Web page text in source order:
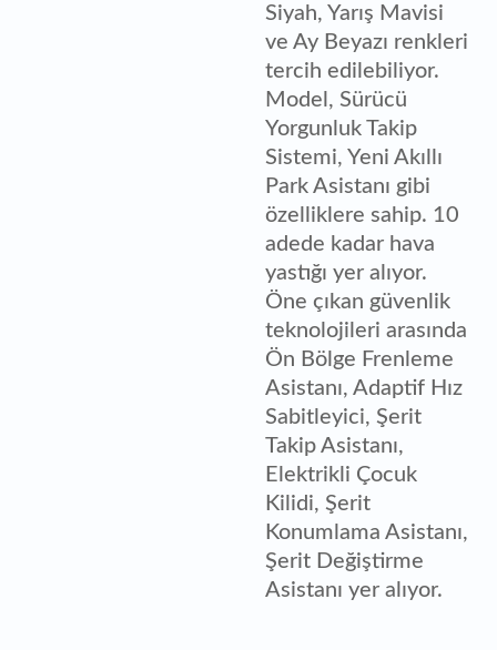
Siyah, Yarış Mavisi
ve Ay Beyazı renkleri
tercih edilebiliyor.
Model, Sürücü
Yorgunluk Takip
Sistemi, Yeni Akıllı
Park Asistanı gibi
özelliklere sahip. 10
adede kadar hava
yastığı yer alıyor.
Öne çıkan güvenlik
teknolojileri arasında
Ön Bölge Frenleme
Asistanı, Adaptif Hız
Sabitleyici, Şerit
Takip Asistanı,
Elektrikli Çocuk
Kilidi, Şerit
Konumlama Asistanı,
Şerit Değiştirme
Asistanı yer alıyor.